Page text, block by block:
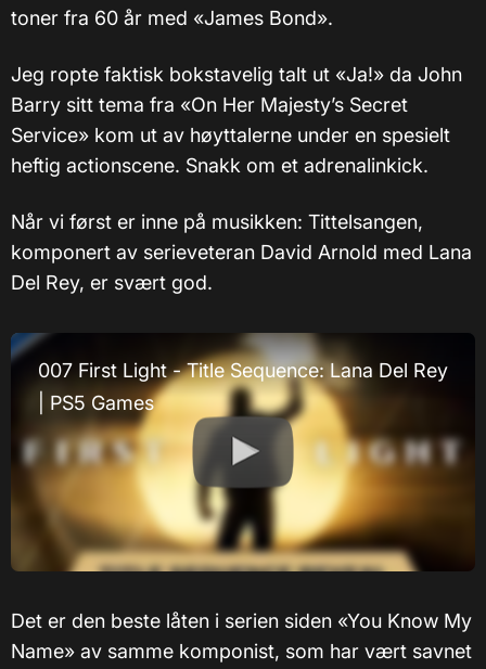
toner fra 60 år med «James Bond».
Jeg ropte faktisk bokstavelig talt ut «Ja!» da John
Barry sitt tema fra «On Her Majesty’s Secret
Service» kom ut av høyttalerne under en spesielt
heftig actionscene. Snakk om et adrenalinkick.
Når vi først er inne på musikken: Tittelsangen,
komponert av serieveteran David Arnold med Lana
Del Rey, er svært god.
007 First Light - Title Sequence: Lana Del Rey
| PS5 Games
Det er den beste låten i serien siden «You Know My
Name» av samme komponist, som har vært savnet